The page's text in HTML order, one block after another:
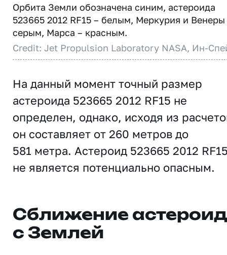
Орбита Земли обозначена синим, астероида
523665 2012 RF15 – белым, Меркурия и Венеры
серым, Марса – красным.
Credit: Jet Propulsion Laboratory NASA, Ин-
На данный момент точный размер
астероида 523665 2012 RF15 не
определен, однако, исходя из
он составляет от 260 метров до
581 метра. Астероид 523665 2012
не является потенциально опасным.
Сближение
с Землей